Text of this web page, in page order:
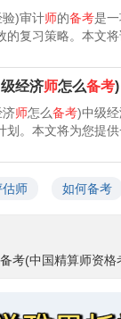
验)审计师的备考是
的复习策略。本文
经济师怎么备考)
济师怎么备考)中级
划。本文将为您提
估师 如何备考
考(中国精算师资格